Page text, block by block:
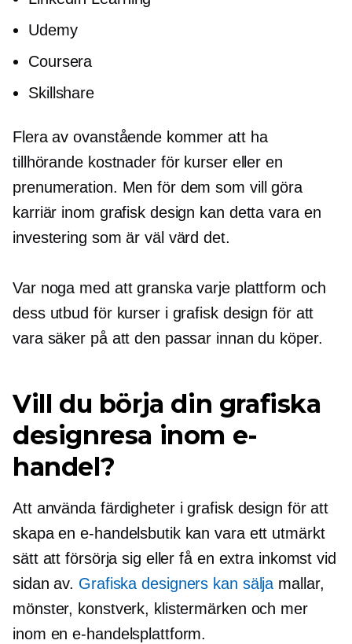
Udemy
Coursera
Skillshare
Flera av ovanstående kommer att ha
tillhörande kostnader för kurser eller en
prenumeration. Men för dem som vill göra
karriär inom grafisk design kan detta vara en
investering som är väl värd det.
Var noga med att granska varje plattform och
dess utbud för kurser i grafisk design för att
vara säker på att den passar innan du köper.
Vill du börja din grafiska
designresa inom e-
handel?
Att använda färdigheter i grafisk design för att
skapa en e-handelsbutik kan vara ett utmärkt
sätt att försörja sig eller få en extra inkomst vid
sidan av. Grafiska designers kan sälja mallar,
mönster, konstverk, klistermärken och mer
inom en e-handelsplattform.